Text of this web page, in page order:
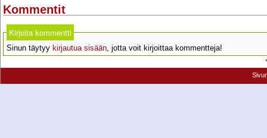
Kommentit
Kirjoita kommentti
Sinun täytyy kirjautua sisään, jotta voit kirjoittaa kommentteja!